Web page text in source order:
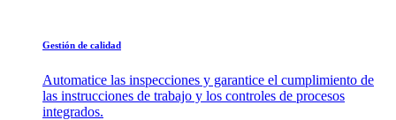
Gestión de calidad
Automatice las inspecciones y garantice el cumplimiento de
las instrucciones de trabajo y los controles de procesos
integrados.